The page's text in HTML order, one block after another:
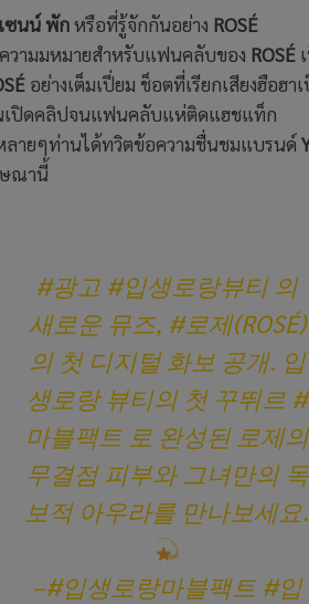
ซนน์ พัก หรือที่รู้จักกันอย่าง ROSÉ
วามมหมายสำหรับแฟนคลับของ ROSÉ
อย่างเต็มเปี่ยม ช็อตที่เรียกเสียงฮือฮา
เปิดคลิปจนแฟนคลับแห่ติดแฮชแท็ก
ายๆท่านได้ทวิตข้อความชื่นชมแบรนด์
ษณานี้
#광고 #입생로랑뷰티의
새로운 뮤즈, #로제(ROSÉ)
의 첫 디지털 화보 공개. 입
생로랑 뷰티의 첫 꾸뛰르 #
마블팩트로 완성된 로제의
무결점 피부와 그녀만의 독
보적 아우라를 만나보세요.
–#입생로랑마블팩트 #입